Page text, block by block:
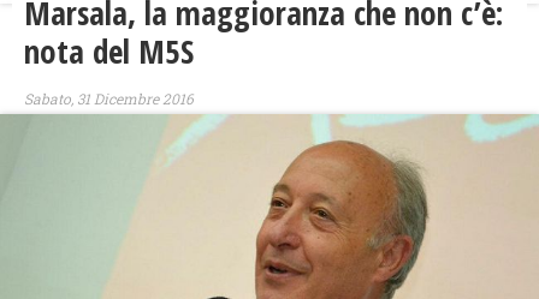
Marsala, la maggioranza che non c’è:
nota del M5S
Sabato, 31 Dicembre 2016